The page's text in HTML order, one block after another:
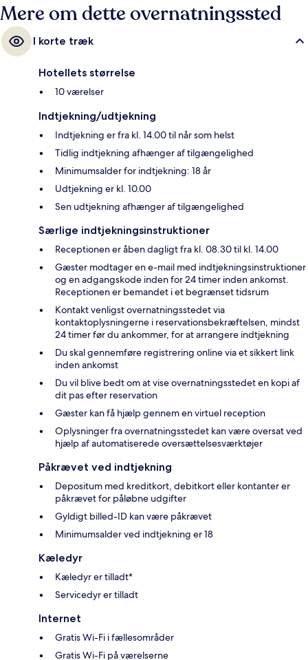
Mere om dette overnatningssted
I korte træk
Hotellets størrelse
10 værelser
Indtjekning/udtjekning
Indtjekning er fra kl. 14.00 til når som helst
Tidlig indtjekning afhænger af tilgængelighed
Minimumsalder for indtjekning: 18 år
Udtjekning er kl. 10.00
Sen udtjekning afhænger af tilgængelighed
Særlige indtjekningsinstruktioner
Receptionen er åben dagligt fra kl. 08.30 til kl. 14.00
Gæster modtager en e-mail med indtjekningsinstruktioner
og en adgangskode inden for 24 timer inden ankomst.
Receptionen er bemandet i et begrænset tidsrum
Kontakt venligst overnatningsstedet via
kontaktoplysningerne i reservationsbekræftelsen, mindst
24 timer før du ankommer, for at arrangere indtjekning
Du skal gennemføre registrering online via et sikkert link
inden ankomst
Du vil blive bedt om at vise overnatningsstedet en kopi af
dit pas efter reservation
Gæster kan få hjælp gennem en virtuel reception
Oplysninger fra overnatningsstedet kan være oversat ved
hjælp af automatiserede oversættelsesværktøjer
Påkrævet ved indtjekning
Depositum med kreditkort, debitkort eller kontanter er
påkrævet for påløbne udgifter
Gyldigt billed-ID kan være påkrævet
Minimumsalder ved indtjekning er 18
Kæledyr
Kæledyr er tilladt*
Servicedyr er tilladt
Internet
Gratis Wi-Fi i fællesområder
Gratis Wi-Fi på værelserne